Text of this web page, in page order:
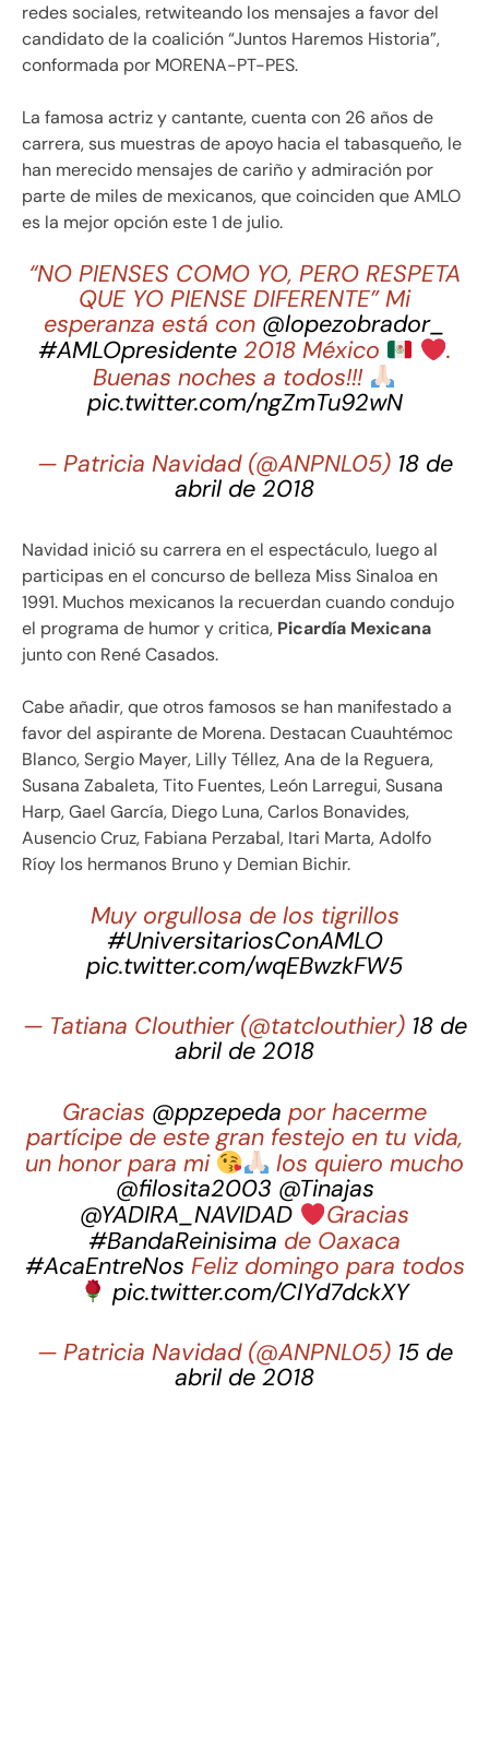
redes sociales, retwiteando los mensajes a favor del
candidato de la coalición “Juntos Haremos Historia”,
conformada por MORENA-PT-PES.
La famosa actriz y cantante, cuenta con 26 años de
carrera, sus muestras de apoyo hacia el tabasqueño, le
han merecido mensajes de cariño y admiración por
parte de miles de mexicanos, que coinciden que AMLO
es la mejor opción este 1 de julio.
“NO PIENSES COMO YO, PERO RESPETA
QUE YO PIENSE DIFERENTE” Mi
esperanza está con @lopezobrador_
#AMLOpresidente2018 México
.
Buenas noches a todos!!!
pic.twitter.com/ngZmTu92wN
— Patricia Navidad (@ANPNL05) 18 de
abril de 2018
Navidad inició su carrera en el espectáculo, luego al
participas en el concurso de belleza Miss Sinaloa en
1991. Muchos mexicanos la recuerdan cuando condujo
el programa de humor y critica, Picardía Mexicana
junto con René Casados.
Cabe añadir, que otros famosos se han manifestado a
favor del aspirante de Morena. Destacan Cuauhtémoc
Blanco, Sergio Mayer, Lilly Téllez, Ana de la Reguera,
Susana Zabaleta, Tito Fuentes, León Larregui, Susana
Harp, Gael García, Diego Luna, Carlos Bonavides,
Ausencio Cruz, Fabiana Perzabal, Itari Marta, Adolfo
Ríoy los hermanos Bruno y Demian Bichir.
Muy orgullosa de los tigrillos
#UniversitariosConAMLO
pic.twitter.com/wqEBwzkFW5
— Tatiana Clouthier (@tatclouthier) 18 de
abril de 2018
Gracias @ppzepeda por hacerme
partícipe de este gran festejo en tu vida,
un honor para mi
los quiero mucho
@filosita2003 @Tinajas
@YADIRA_NAVIDAD
Gracias
#BandaReinisima de Oaxaca
#AcaEntreNos Feliz domingo para todos
pic.twitter.com/ClYd7dckXY
— Patricia Navidad (@ANPNL05) 15 de
abril de 2018